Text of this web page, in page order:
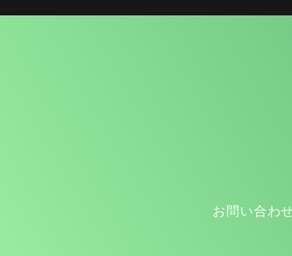
お問い合わ